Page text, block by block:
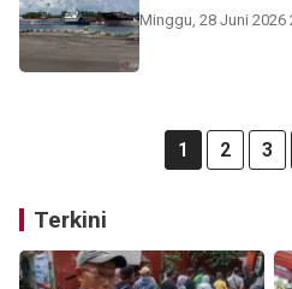
Minggu, 28 Juni 2026
1 2 3
Terkini